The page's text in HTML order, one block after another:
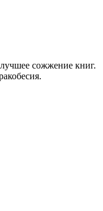
сожжение книг.